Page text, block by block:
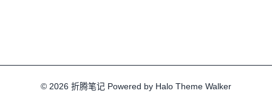
© 2026 折腾笔记 Powered by Halo Theme Walker